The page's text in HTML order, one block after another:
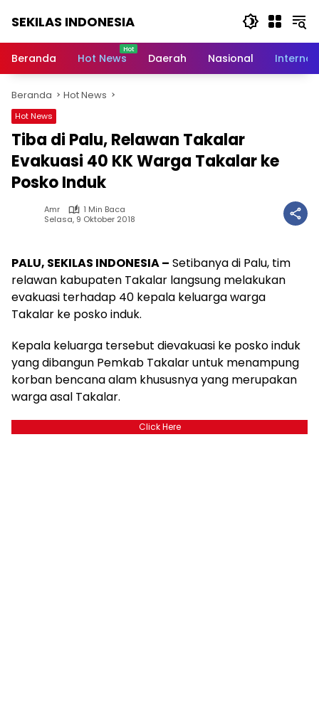
SEKILAS INDONESIA
Terkini,
Latest
World,
Headlines,
News
Today
Beranda Hot News Daerah Nasional
Beranda Hot News
Hot News
Tiba di Palu, Relawan Takalar
Evakuasi 40 KK Warga Takalar ke
Posko Induk
Amr
1 Min Baca
Selasa, 9 Oktober 2018
PALU, SEKILAS INDONESIA – Setibanya di Palu, tim
relawan kabupaten Takalar langsung melakukan
evakuasi terhadap 40 kepala keluarga warga
Takalar ke posko induk.
Kepala keluarga tersebut dievakuasi ke posko induk
yang dibangun Pemkab Takalar untuk menampung
korban bencana alam khususnya yang merupakan
warga asal Takalar.
Click Here